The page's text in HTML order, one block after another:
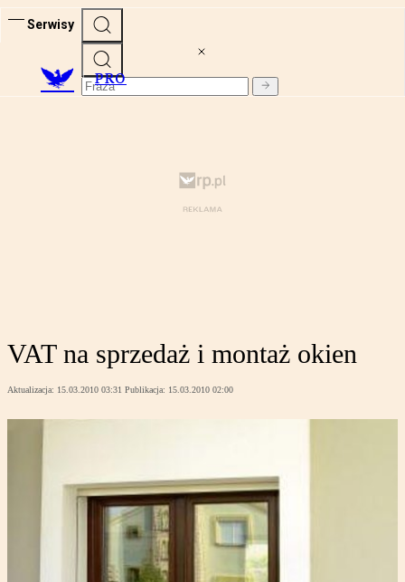
Serwisy
PRO
VAT na sprzedaż i montaż okien
Aktualizacja: 15.03.2010 03:31 Publikacja: 15.03.2010 02:00